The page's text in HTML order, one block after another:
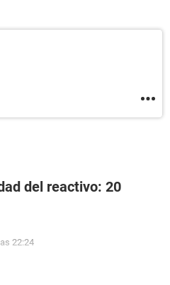
del reactivo: 20
22:24